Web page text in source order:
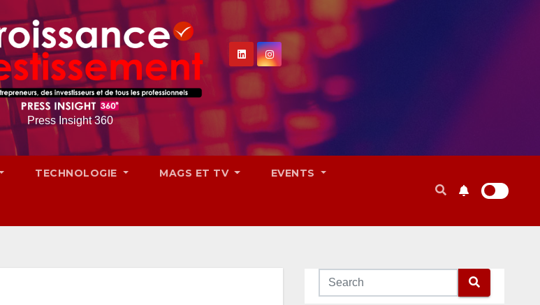
Press Insight 360
TECHNOLOGIE MAGS ET TV EVENTS